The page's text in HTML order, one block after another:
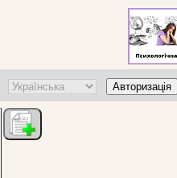
Авторизація